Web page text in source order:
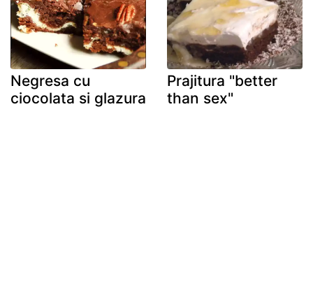
Negresa cu
ciocolata si glazura
Prajitura "better
than sex"